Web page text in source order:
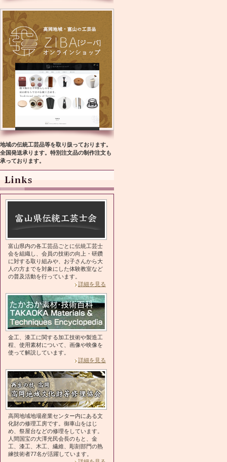
地域の伝統工芸品等を取り扱っております。
全国発送承ります。特別注文品の制作注文も
承っております。
富山県内の各工芸品ごとに伝統工芸士
会を組織し、会員の技術の向上・研鑽
に対する取り組みや、お子さんから大
人の方までを対象にした体験教室など
の普及活動を行っています。
詳細を見る
金工、漆工に関する加工技術や製造工
程、使用素材について、画像や映像を
使って解説しています。
詳細を見る
高岡地域地場産業センター内にある文
化財の修理工房です。御車山をはじ
め、祭屋台などの修理をしています。
人間国宝の大澤光民会長のもと、金
工、漆工、木工、繊維、彫刻部門の熟
練技術者77名が活躍しています。